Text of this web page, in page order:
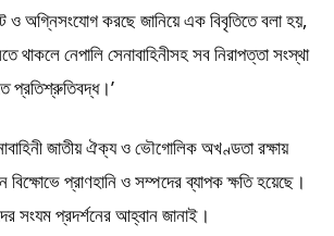
ও অগ্নিসংযোগ করছে জানিয়ে এক বিবৃতিতে বলা হয়,
থাকলে নেপালি সেনাবাহিনীসহ সব নিরাপত্তা সংস্থা
প্রতিশ্রুতিবদ্ধ।’
জাতীয় ঐক্য ও ভৌগোলিক অখণ্ডতা রক্ষায়
প্রাণহানি ও সম্পদের ব্যাপক ক্ষতি হয়েছে।
সংযম প্রদর্শনের আহ্বান জানাই।